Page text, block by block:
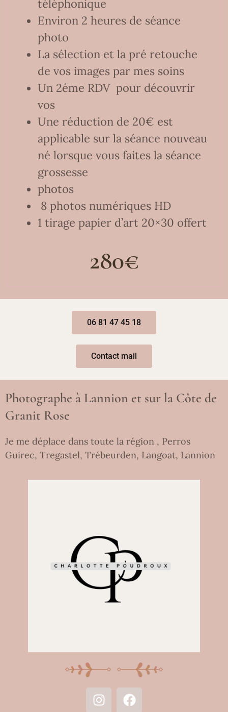
téléphonique
Environ 2 heures de séance
photo
La sélection et la pré retouche
de vos images par mes soins
Un 2éme RDV pour découvrir
vos
Une réduction de 20€ est
applicable sur la séance nouveau
né lorsque vous faites la séance
grossesse
photos
8 photos numériques HD
1 tirage papier d’art 20×30 offert
280€
06 81 47 45 18
Contact mail
Photographe à Lannion et sur la Côte de
Granit Rose
Je me déplace dans toute la région , Perros
Guirec, Tregastel, Trébeurden, Langoat, Lannion